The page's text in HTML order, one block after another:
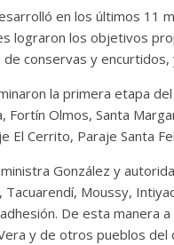
en los últimos 11
lograron los objetivos
de conservas y
la primera etapa
Fortín Olmos, Santa
El Cerrito, Paraje Santa
González y
Tacuarendí, Moussy,
De esta manera
y de otros pueblos del